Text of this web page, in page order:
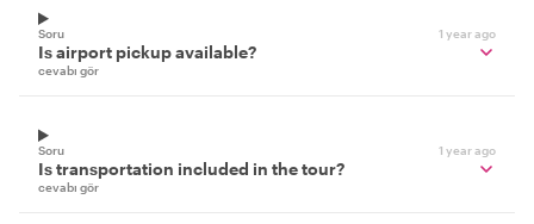
Soru 1 year ago
Is airport pickup available?
cevabı gör
Soru 1 year ago
Is transportation included in the tour?
cevabı gör